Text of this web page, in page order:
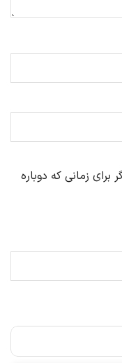
زمانی که دوباره